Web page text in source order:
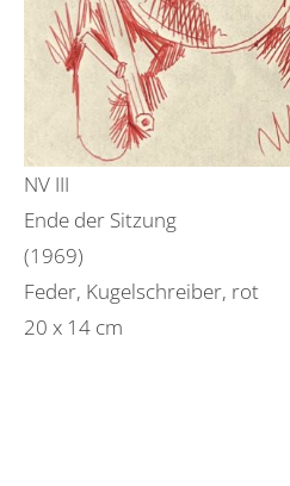
NV III
Ende der Sitzung
(1969)
Feder, Kugelschreiber, rot
20 x 14 cm